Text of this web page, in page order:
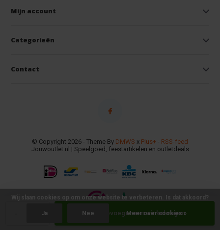
+ Toevoegen aan winkelwagen
Mijn account
Categorieën
Contact
© Copyright 2026 - Theme By DMWS x Plus+ - RSS-feed
Jouwoutlet.nl | Speelgoed, feestartikelen en outletdeals
Wij slaan cookies op om onze website te verbeteren. Is dat akkoord?
Ja Nee Meer over cookies »